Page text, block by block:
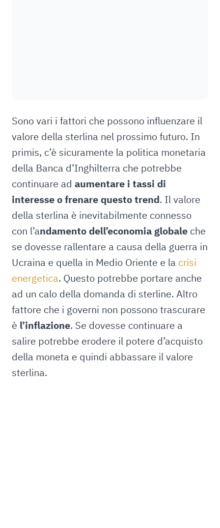
Sono vari i fattori che possono influenzare il
valore della sterlina nel prossimo futuro. In
primis, c’è sicuramente la politica monetaria
della Banca d’Inghilterra che potrebbe
continuare ad aumentare i tassi di
interesse o frenare questo trend. Il valore
della sterlina è inevitabilmente connesso
con l’andamento dell’economia globale che
se dovesse rallentare a causa della guerra in
Ucraina e quella in Medio Oriente e la crisi
energetica. Questo potrebbe portare anche
ad un calo della domanda di sterline. Altro
fattore che i governi non possono trascurare
è l’inflazione. Se dovesse continuare a
salire potrebbe erodere il potere d’acquisto
della moneta e quindi abbassare il valore
sterlina.